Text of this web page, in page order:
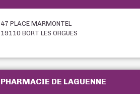
47 PLACE MARMONTEL
19110 BORT LES ORGUES
PHARMACIE DE LAGUENNE